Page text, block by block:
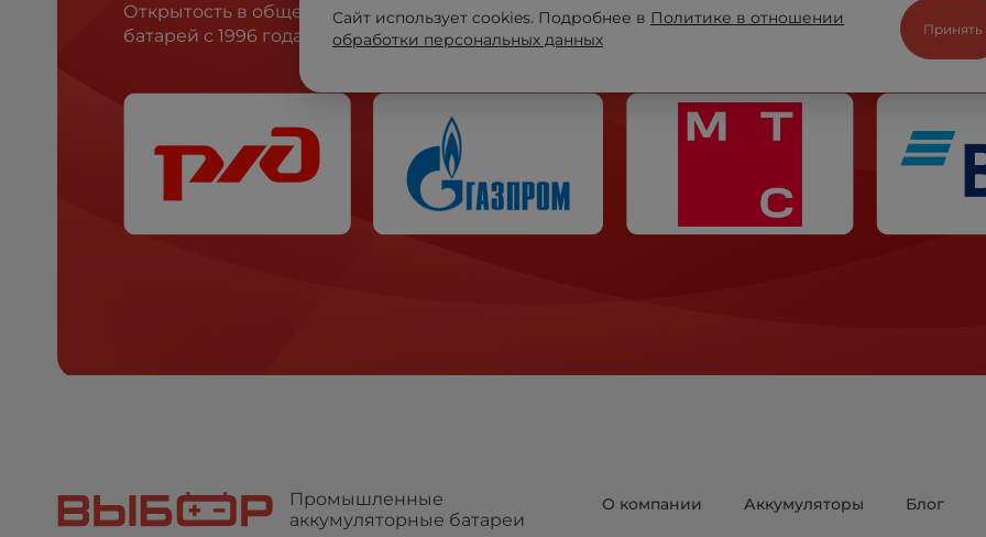
Открытость в общении, честность в сотрудничестве помогают компании «ВЫБОР»
батарей с 1996 года.
Промышленные
аккумуляторные батареи
О компании Аккумуляторы Блог
Сайт использует cookies. Подробнее в Политике в отношении
обработки персональных данных
Принять